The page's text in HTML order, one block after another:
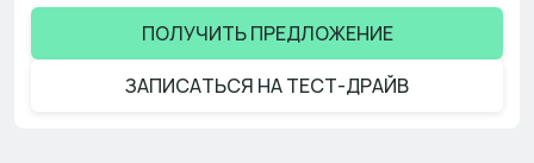
ПОЛУЧИТЬ ПРЕДЛОЖЕНИЕ
ЗАПИСАТЬСЯ НА ТЕСТ-ДРАЙВ